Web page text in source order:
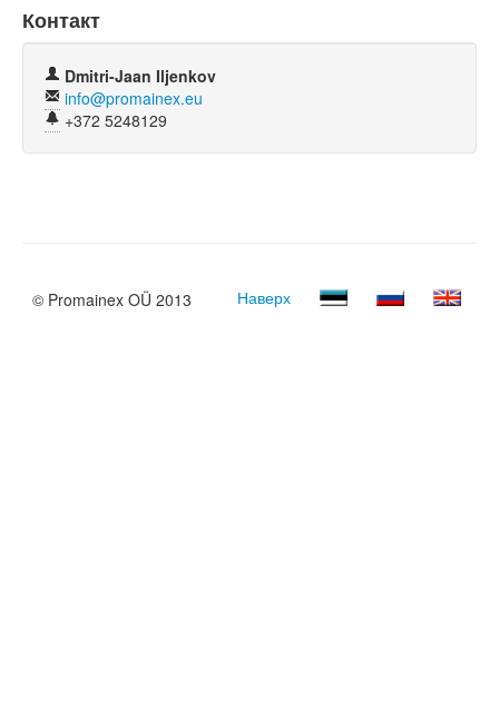
Контакт
Dmitri-Jaan Iljenkov
info@promainex.eu
+372 5248129
© Promainex OÜ 2013 Наверх